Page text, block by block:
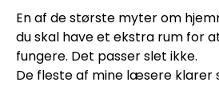
En af de største myter om
du skal have et ekstra rum for
fungere. Det passer slet ikke.
De fleste af mine læsere klarer